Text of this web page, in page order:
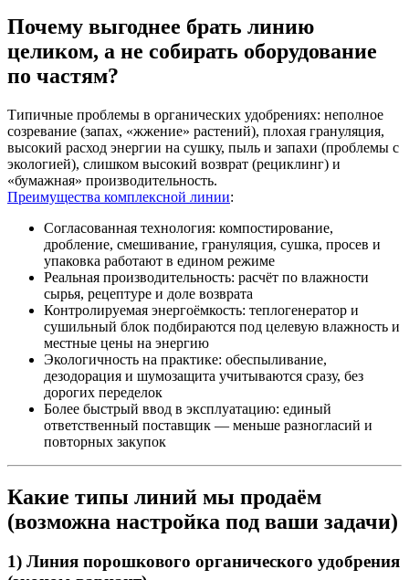
Почему выгоднее брать линию
целиком, а не собирать оборудование
по частям?
Типичные проблемы в органических удобрениях: неполное
созревание (запах, «жжение» растений), плохая грануляция,
высокий расход энергии на сушку, пыль и запахи (проблемы с
экологией), слишком высокий возврат (рециклинг) и
«бумажная» производительность.
Преимущества комплексной линии:
Согласованная технология: компостирование,
дробление, смешивание, грануляция, сушка, просев и
упаковка работают в едином режиме
Реальная производительность: расчёт по влажности
сырья, рецептуре и доле возврата
Контролируемая энергоёмкость: теплогенератор и
сушильный блок подбираются под целевую влажность и
местные цены на энергию
Экологичность на практике: обеспыливание,
дезодорация и шумозащита учитываются сразу, без
дорогих переделок
Более быстрый ввод в эксплуатацию: единый
ответственный поставщик — меньше разногласий и
повторных закупок
Какие типы линий мы продаём
(возможна настройка под ваши задачи)
1) Линия порошкового органического удобрения